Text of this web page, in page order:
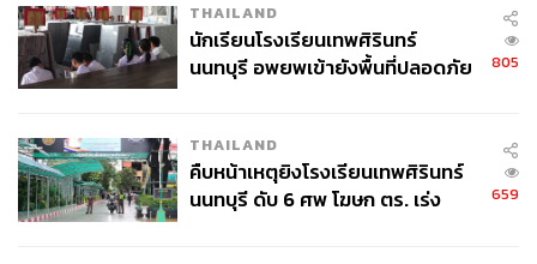
THAILAND
นักเรียนโรงเรียนเทพศิรินทร์
นนทบุรี อพยพเข้ายังพื้นที่ปลอดภัย
805
THAILAND
คืบหน้าเหตุยิงโรงเรียนเทพศิรินทร์
นนทบุรี ดับ 6 ศพ โฆษก ตร. เร่ง
659